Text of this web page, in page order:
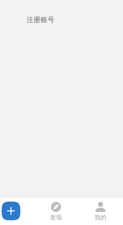
注册账号
发现 我的